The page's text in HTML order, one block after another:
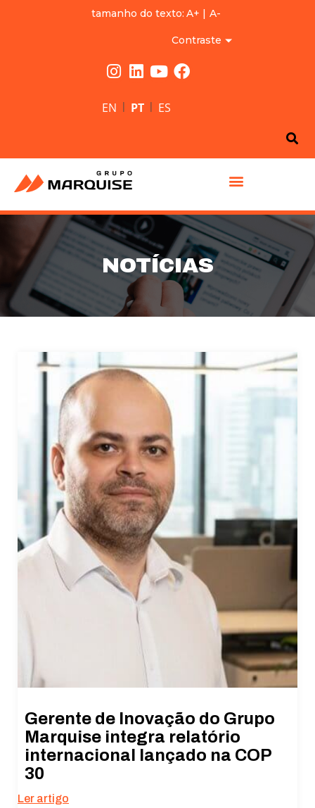
tamanho do texto: A+ | A-
Contraste
EN | PT | ES
NOTÍCIAS
Gerente de Inovação do Grupo
Marquise integra relatório
internacional lançado na COP
30
Ler artigo